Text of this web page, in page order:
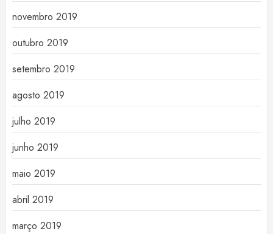
novembro 2019
outubro 2019
setembro 2019
agosto 2019
julho 2019
junho 2019
maio 2019
abril 2019
março 2019